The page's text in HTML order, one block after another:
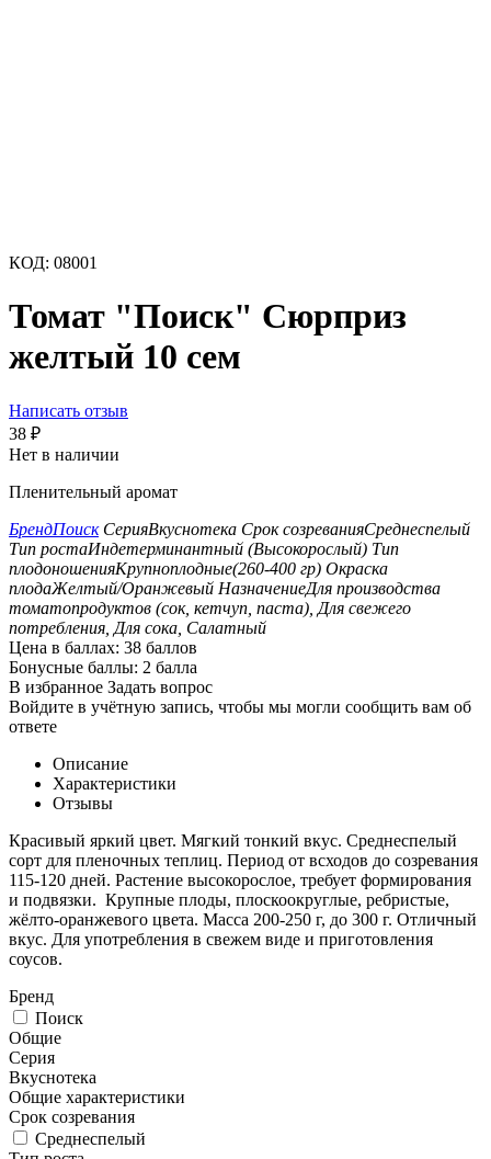
КОД: 08001
Томат "Поиск" Сюрприз
желтый 10 сем
Написать отзыв
38 ₽
Нет в наличии
Пленительный аромат
БрендПоиск СерияВкуснотека Срок созреванияСреднеспелый
Тип ростаИндетерминантный (Высокорослый) Тип
плодоношенияКрупноплодные(260-400 гр) Окраска
плодаЖелтый/Оранжевый НазначениеДля производства
томатопродуктов (сок, кетчуп, паста), Для свежего
потребления, Для сока, Салатный
Цена в баллах: 38 баллов
Бонусные баллы: 2 балла
В избранное Задать вопрос
Войдите в учётную запись, чтобы мы могли сообщить вам об
ответе
Описание
Характеристики
Отзывы
Красивый яркий цвет. Мягкий тонкий вкус. Среднеспелый
сорт для пленочных теплиц. Период от всходов до созревания
115-120 дней. Растение высокорослое, требует формирования
и подвязки. Крупные плоды, плоскоокруглые, ребристые,
жёлто-оранжевого цвета. Масса 200-250 г, до 300 г. Отличный
вкус. Для употребления в свежем виде и приготовления
соусов.
Бренд
Поиск
Общие
Серия
Вкуснотека
Общие характеристики
Срок созревания
Среднеспелый